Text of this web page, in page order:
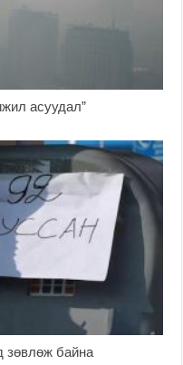
асуудал”
зөвлөж байна